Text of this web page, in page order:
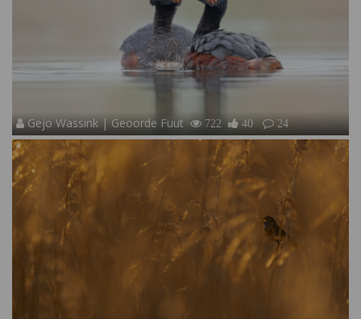
Gejo Wassink | Geoorde Fuut 722 40 24